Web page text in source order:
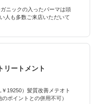
ニックの入ったパーマは頭
人も多数ご来店いただいて
リートメント
19250）髪質改善メテオト
ポイントとの併用不可）